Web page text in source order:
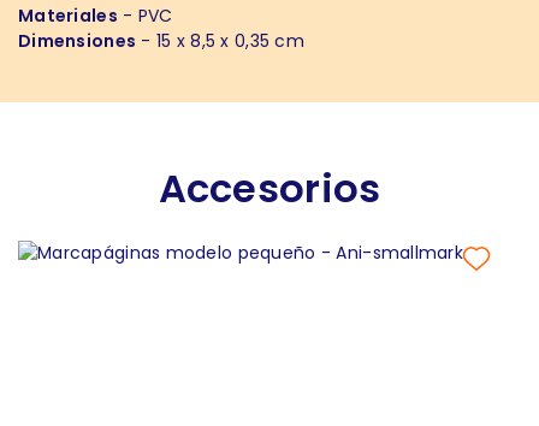
Materiales - PVC
Dimensiones - 15 x 8,5 x 0,35 cm
Accesorios